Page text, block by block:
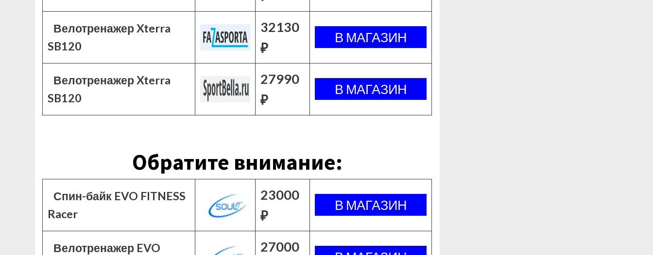
Велотренажер Xterra
SB120
32130
₽
Велотренажер Xterra
SB120
27990
₽
Обратите внимание:
Спин-байк EVO FITNESS
Racer
23000
₽
Велотренажер EVO
27000